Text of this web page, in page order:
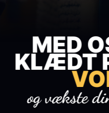
MED
KLÆDT
og vækste